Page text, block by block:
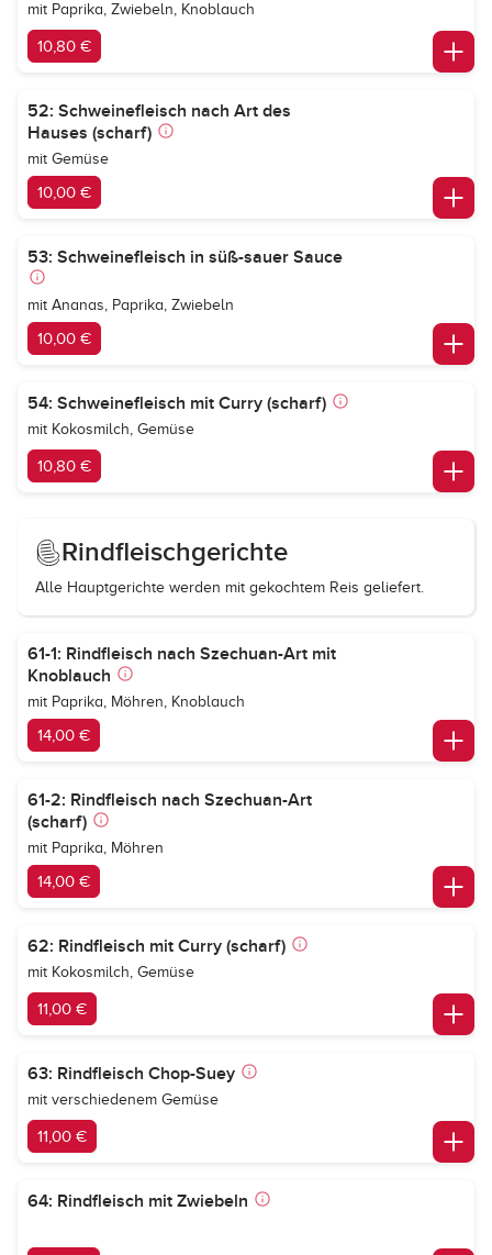
mit Paprika, Zwiebeln, Knoblauch
10,80 €
52: Schweinefleisch nach Art des
Hauses (scharf)
mit Gemüse
10,00 €
53: Schweinefleisch in süß-sauer Sauce
mit Ananas, Paprika, Zwiebeln
10,00 €
54: Schweinefleisch mit Curry (scharf)
mit Kokosmilch, Gemüse
10,80 €
Rindfleischgerichte
Alle Hauptgerichte werden mit gekochtem Reis geliefert.
61-1: Rindfleisch nach Szechuan-Art mit
Knoblauch
mit Paprika, Möhren, Knoblauch
14,00 €
61-2: Rindfleisch nach Szechuan-Art
(scharf)
mit Paprika, Möhren
14,00 €
62: Rindfleisch mit Curry (scharf)
mit Kokosmilch, Gemüse
11,00 €
63: Rindfleisch Chop-Suey
mit verschiedenem Gemüse
11,00 €
64: Rindfleisch mit Zwiebeln